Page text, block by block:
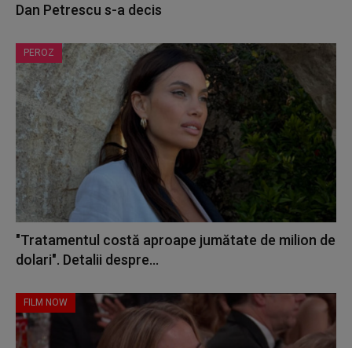
Dan Petrescu s-a decis
PEROZ
"Tratamentul costă aproape jumătate de milion de
dolari". Detalii despre...
FILM NOW